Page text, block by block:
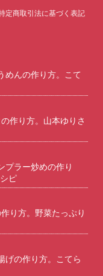
定商取引法に基づく表記
めんの作り方。こて
作り方。山本ゆりさ
プラー炒めの作り
ピ
り方。野菜たっぷり
げの作り方。こてら